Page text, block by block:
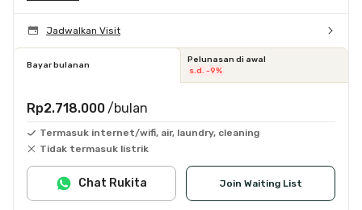
Jadwalkan Visit
Bayar bulanan
Pelunasan di awal
s.d. -9%
Rp2.718.000 /bulan
Termasuk internet/wifi, air, laundry, cleaning
Tidak termasuk listrik
Join Waiting List
Chat Rukita